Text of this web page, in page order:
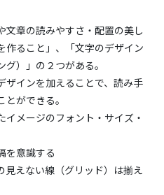
文章の読みやすさ・配置の美し
作ること」、「文字のデザイン
）」の２つがある。
ザインを加えることで、読み手
ができる。
メージのフォント・サイズ・
を意識する
見えない線（グリッド）は揃え